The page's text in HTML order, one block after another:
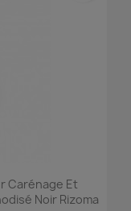
Carénage Et
Noir Rizoma